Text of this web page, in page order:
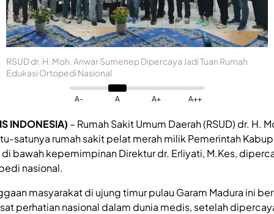
RSUD dr. H. Moh. Anwar Sumenep Dipercaya Jadi Tuan Rumah
Edukasi Ortopedi Nasional
A- A A+ A++
INDONESIA) – Rumah Sakit Umum Daerah (RSUD) dr. H.
satunya rumah sakit pelat merah milik Pemerintah
di bawah kepemimpinan Direktur dr. Erliyati, M.Kes,
nasional.
masyarakat di ujung timur pulau Garam Madura ini
perhatian nasional dalam dunia medis, setelah